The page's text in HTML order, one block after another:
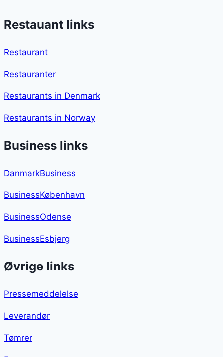
Restauant links
Restaurant
Restauranter
Restaurants in Denmark
Restaurants in Norway
Business links
DanmarkBusiness
BusinessKøbenhavn
BusinessOdense
BusinessEsbjerg
Øvrige links
Pressemeddelelse
Leverandør
Tømrer